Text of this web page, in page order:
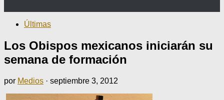
Últimas
Los Obispos mexicanos iniciarán su
semana de formación
por Medios · septiembre 3, 2012